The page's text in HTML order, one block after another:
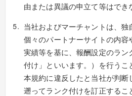
由または異議の申立て等はでき
当社およびマーチャントは、独
個々のパートナーサイトの内
実績等を基に、報酬設定のラン
付け」といいます。）を行うこ
本規約に違反したと当社が判断
遡ってランク付けを訂正するこ